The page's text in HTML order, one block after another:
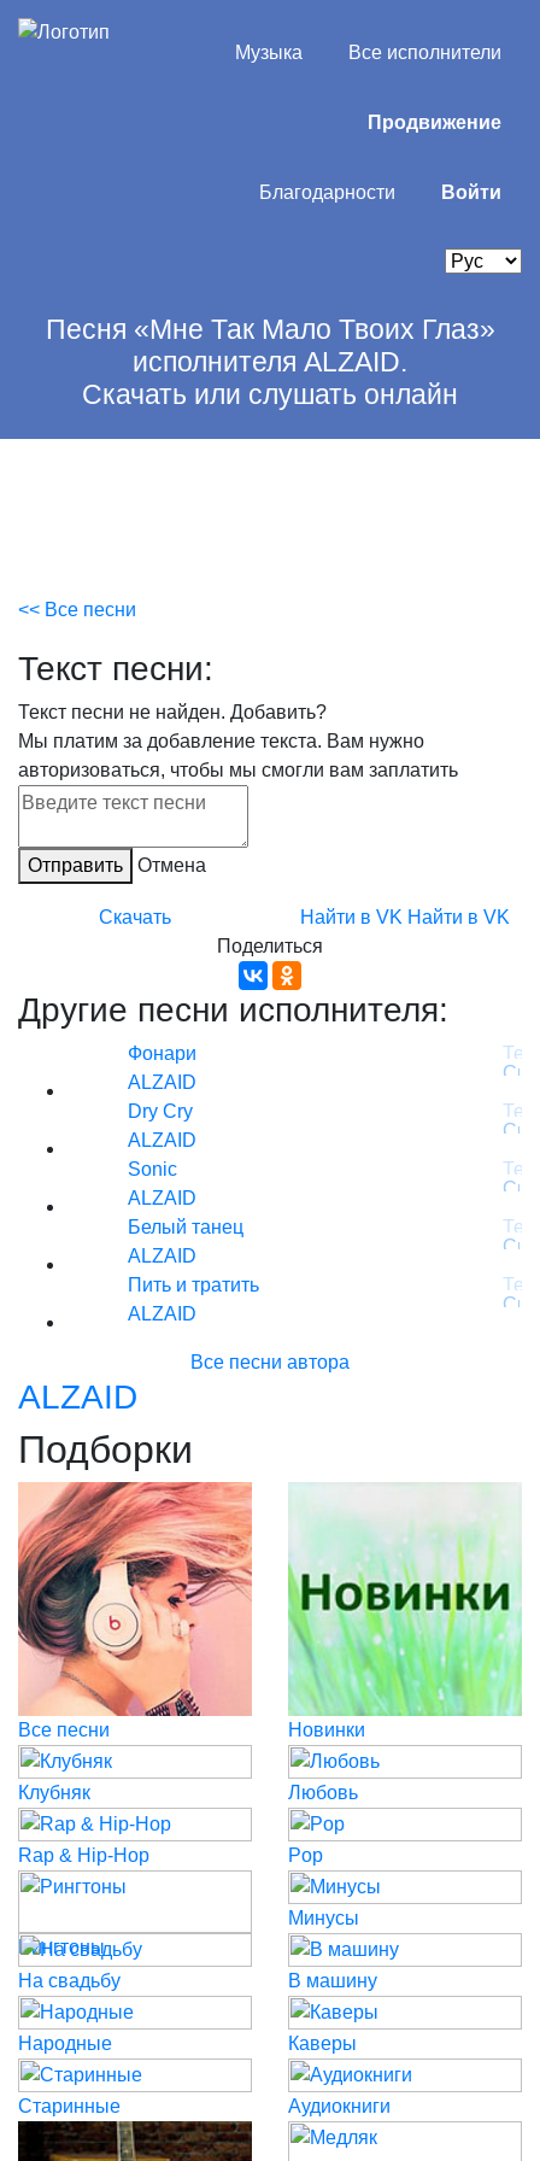
Музыка Все исполнители
Продвижение
Благодарности Войти
Песня «Мне Так Мало Твоих Глаз»
исполнителя ALZAID.
Скачать или слушать онлайн
<< Все песни
Текст песни:
Текст песни не найден. Добавить?
Мы платим за добавление текста. Вам нужно
авторизоваться, чтобы мы смогли вам заплатить
Отправить Отмена
Скачать Найти в VK Найти в VK
Поделиться
Другие песни исполнителя:
Фонари
ALZAID
Dry Cry
ALZAID
Sonic
ALZAID
Белый танец
ALZAID
Пить и тратить
ALZAID
Все песни автора
ALZAID
Подборки
Все песни Новинки
Клубняк Любовь
Rap & Hip-Hop Pop
Рингтоны
Минусы
На свадьбу В машину
Народные Каверы
Старинные Аудиокниги